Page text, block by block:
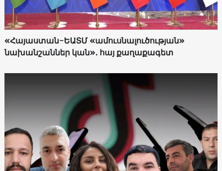
«Հայաստան-ԵԱՏՄ «ամուսնալուծության»
նախանշաններ կան»․ հայ քաղաքագետ